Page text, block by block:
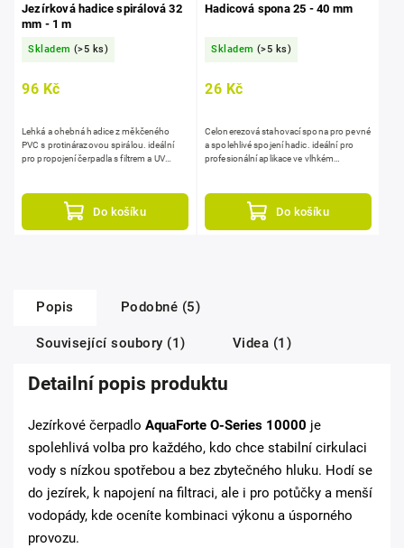
Jezírková hadice spirálová 32
mm - 1 m
Skladem (>5 ks)
96 Kč
Do košíku
Lehká a ohebná hadice z měkčeného
PVC s protinárazovou spirálou. ideální
pro propojení čerpadla s filtrem a UV
Hadicová spona 25 - 40 mm
Skladem (>5 ks)
26 Kč
Do košíku
Celonerezová stahovací spona pro pevné
a spolehlivé spojení hadic. ideální pro
profesionální aplikace ve vlhkém
Popis Podobné (5)
Související soubory (1) Videa (1)
Detailní popis produktu
Jezírkové čerpadlo AquaForte O-Series 10000 je
spolehlivá volba pro každého, kdo chce stabilní cirkulaci
vody s nízkou spotřebou a bez zbytečného hluku. Hodí se
do jezírek, k napojení na filtraci, ale i pro potůčky a menší
vodopády, kde oceníte kombinaci výkonu a úsporného
provozu.